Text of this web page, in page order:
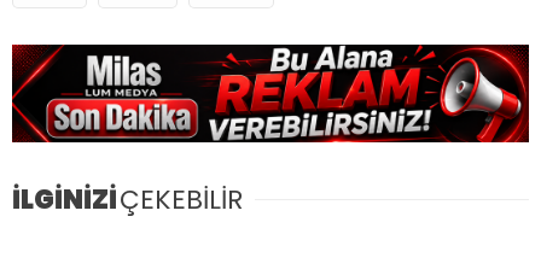
İLGİNİZİÇEKEBİLİR